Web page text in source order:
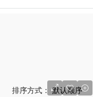
排序方式： 默认顺序